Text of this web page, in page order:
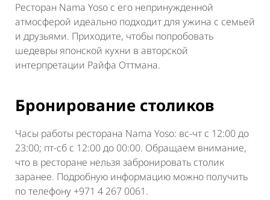
Ресторан Nama Yoso с его непринужденной
атмосферой идеально подходит для ужина с семьей
и друзьями. Приходите, чтобы попробовать
шедевры японской кухни в авторской
интерпретации Райфа Оттмана.
Бронирование столиков
Часы работы ресторана Nama Yoso: вс-чт с 12:00 до
23:00; пт-сб с 12:00 до 00:00. Обращаем внимание,
что в ресторане нельзя забронировать столик
заранее. Подробную информацию можно получить
по телефону +971 4 267 0061.